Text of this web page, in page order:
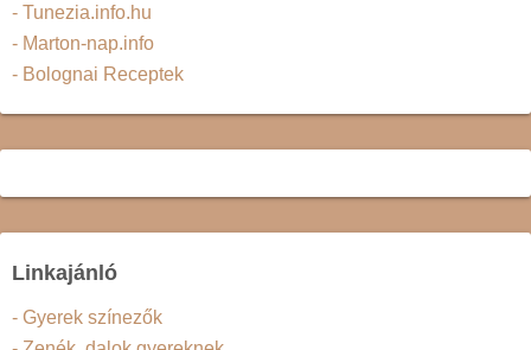
- Tunezia.info.hu
- Marton-nap.info
- Bolognai Receptek
Linkajánló
- Gyerek színezők